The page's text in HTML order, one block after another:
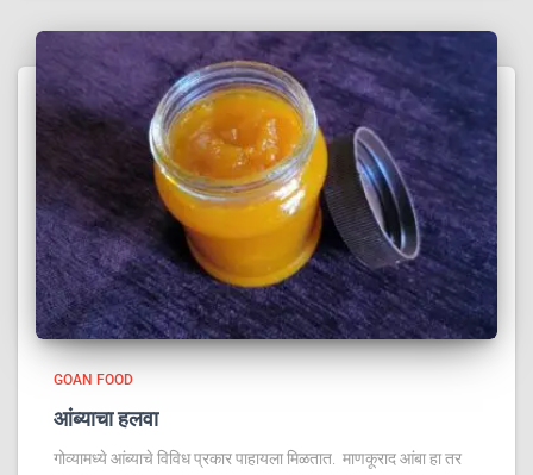
GOAN FOOD
आंब्याचा हलवा
गोव्यामध्ये आंब्याचे विविध प्रकार पाहायला मिळतात. माणकूराद आंबा हा तर